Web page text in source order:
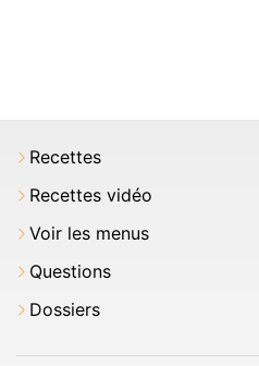
Recettes
Recettes vidéo
Voir les menus
Questions
Dossiers